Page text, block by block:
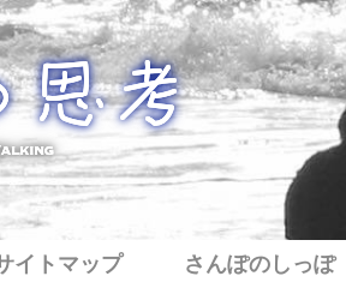
イトマップ さんぽのしっぽ